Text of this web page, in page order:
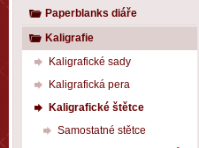
Paperblanks diáře
Kaligrafie
Kaligrafické sady
Kaligrafická pera
Kaligrafické štětce
Samostatné stětce